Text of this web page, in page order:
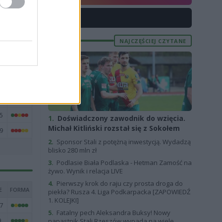
FORMA
NAJCZĘŚCIEJ CZYTANE
1. Doświadczony zawodnik do wzięcia.
Michał Kitliński rozstał się z Sokołem
2. Sponsor Stali z potężną inwestycją. Wydadzą
blisko 280 mln zł
3. Podlasie Biała Podlaska - Hetman Zamość na
żywo. Wynik i relacja LIVE
4. Pierwszy krok do raju czy prosta droga do
piekła? Rusza 4. Liga Podkarpacka [ZAPOWIEDŹ
1. KOLEJKI]
5. Fatalny pech Aleksandra Buksy! Nowy